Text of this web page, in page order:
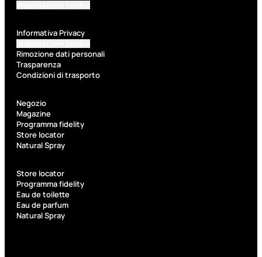
Informativa Privacy
Rimozione dati personali
Trasparenza
Condizioni di trasporto
Negozio
Magazine
Programma fidelity
Store locator
Natural Spray
Store locator
Programma fidelity
Eau de toilette
Eau de parfum
Natural Spray